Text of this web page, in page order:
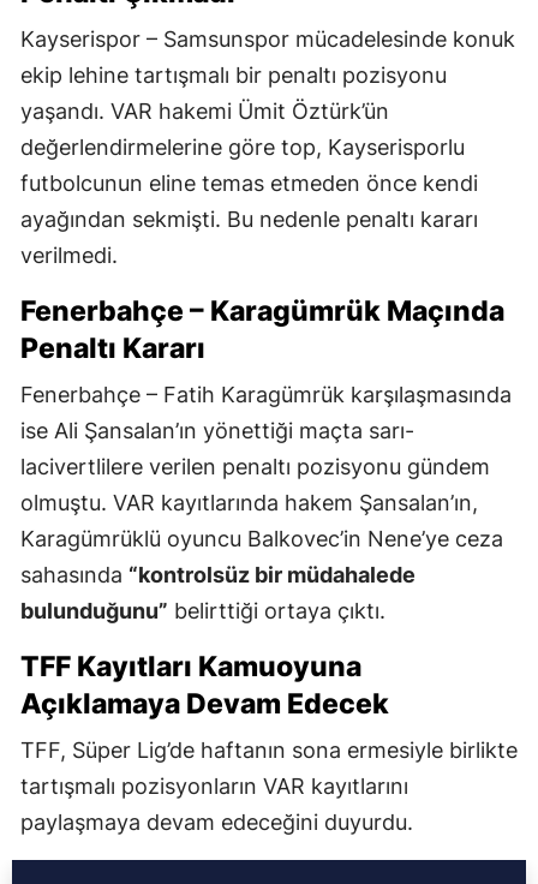
Kayserispor – Samsunspor mücadelesinde konuk
ekip lehine tartışmalı bir penaltı pozisyonu
yaşandı. VAR hakemi Ümit Öztürk’ün
değerlendirmelerine göre top, Kayserisporlu
futbolcunun eline temas etmeden önce kendi
ayağından sekmişti. Bu nedenle penaltı kararı
verilmedi.
Fenerbahçe – Karagümrük Maçında
Penaltı Kararı
Fenerbahçe – Fatih Karagümrük karşılaşmasında
ise Ali Şansalan’ın yönettiği maçta sarı-
lacivertlilere verilen penaltı pozisyonu gündem
olmuştu. VAR kayıtlarında hakem Şansalan’ın,
Karagümrüklü oyuncu Balkovec’in Nene’ye ceza
sahasında “kontrolsüz bir müdahalede
bulunduğunu” belirttiği ortaya çıktı.
TFF Kayıtları Kamuoyuna
Açıklamaya Devam Edecek
TFF, Süper Lig’de haftanın sona ermesiyle birlikte
tartışmalı pozisyonların VAR kayıtlarını
paylaşmaya devam edeceğini duyurdu.